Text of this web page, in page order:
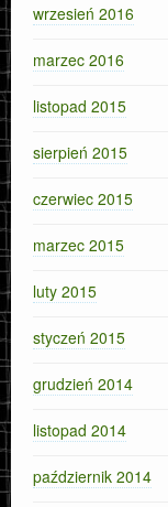
wrzesień 2016
marzec 2016
listopad 2015
sierpień 2015
czerwiec 2015
marzec 2015
luty 2015
styczeń 2015
grudzień 2014
listopad 2014
październik 2014